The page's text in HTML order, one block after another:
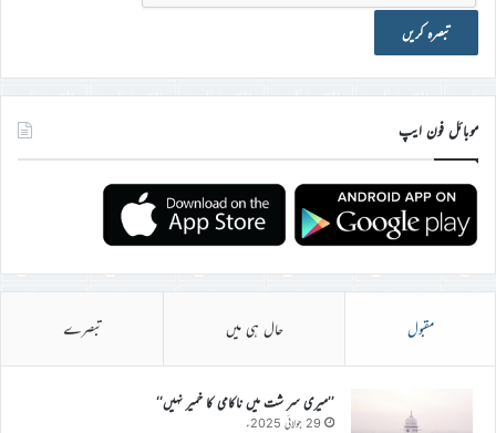
موبائل فون ایپ
مقبول حال ہی میں تبصرے
’’میری سر شت میں ناکامی کا خمیر نہیں‘‘
29 جولائی 2025ء